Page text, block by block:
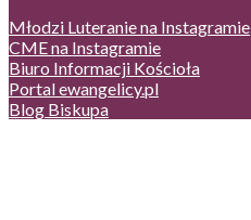
Młodzi Luteranie na Instagramie
CME na Instagramie
Biuro Informacji Kościoła
Portal ewangelicy.pl
Blog Biskupa